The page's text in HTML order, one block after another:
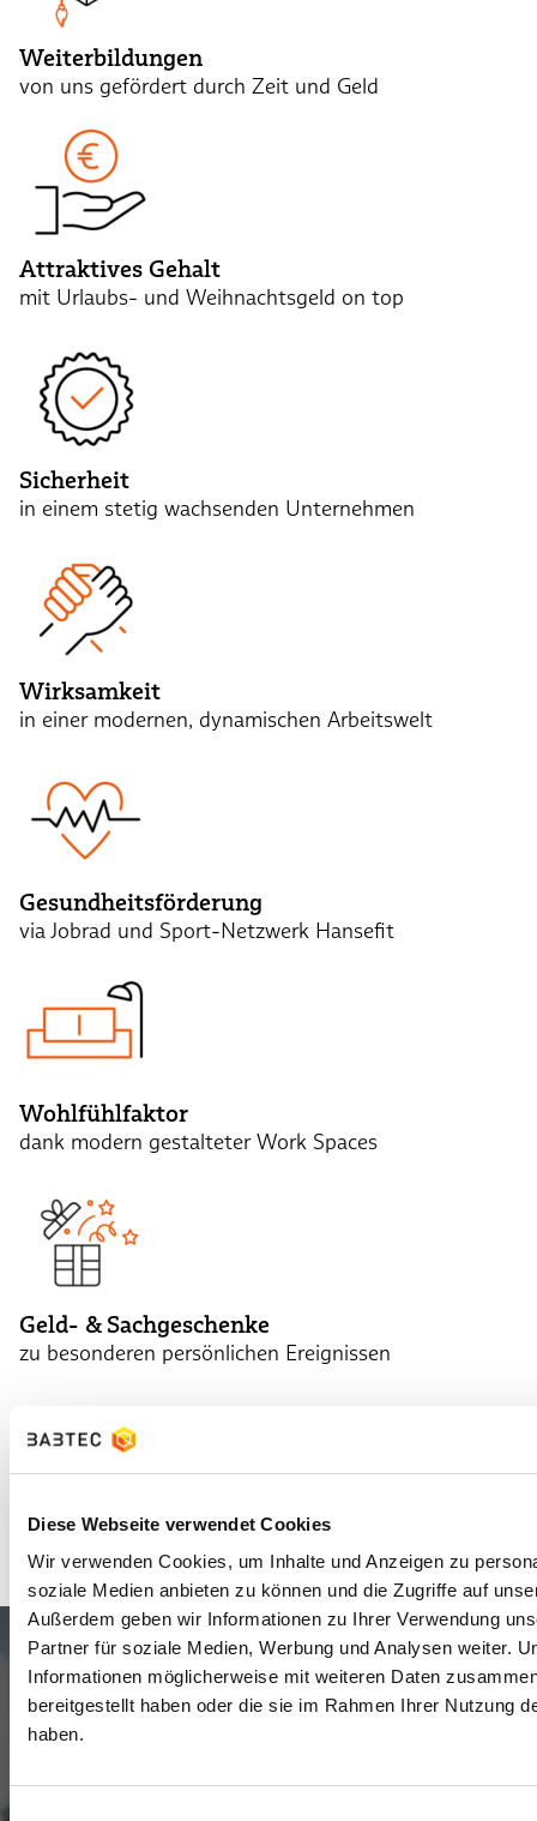
Diese Webseite verwendet Cookies
Wir verwenden Cookies, um Inhalte und Anzeigen zu
soziale Medien anbieten zu können und die Zugriffe auf
Außerdem geben wir Informationen zu Ihrer Verwendung
Partner für soziale Medien, Werbung und Analysen weiter.
Informationen möglicherweise mit weiteren Daten
bereitgestellt haben oder die sie im Rahmen Ihrer Nutzung
haben.
Weiterbildungen
von uns gefördert durch Zeit und Geld
Attraktives Gehalt
mit Urlaubs- und Weihnachtsgeld on top
Sicherheit
in einem stetig wachsenden Unternehmen
Wirksamkeit
in einer modernen, dynamischen Arbeitswelt
Gesundheitsförderung
via Jobrad und Sport-Netzwerk Hansefit
Wohlfühlfaktor
dank modern gestalteter Work Spaces
Geld- & Sachgeschenke
zu besonderen persönlichen Ereignissen